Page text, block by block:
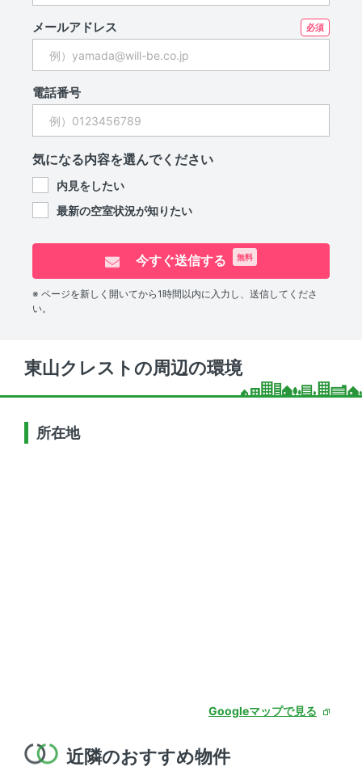
メールアドレス
電話番号
気になる内容を選んでください
内見をしたい
最新の空室状況が知りたい
今すぐ送信する 無料
※ ページを新しく開いてから1時間以内に入力し、送信してくださ
い。
東山クレストの周辺の環境
所在地
Googleマップで見る
近隣のおすすめ物件